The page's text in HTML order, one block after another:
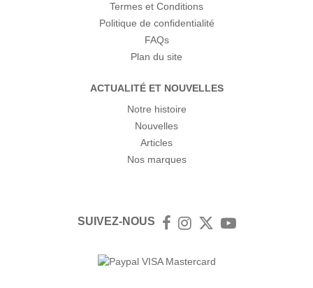
Termes et Conditions
Politique de confidentialité
FAQs
Plan du site
ACTUALITÉ ET NOUVELLES
Notre histoire
Nouvelles
Articles
Nos marques
SUIVEZ-NOUS FacebookInstagram
TwitterYouTube